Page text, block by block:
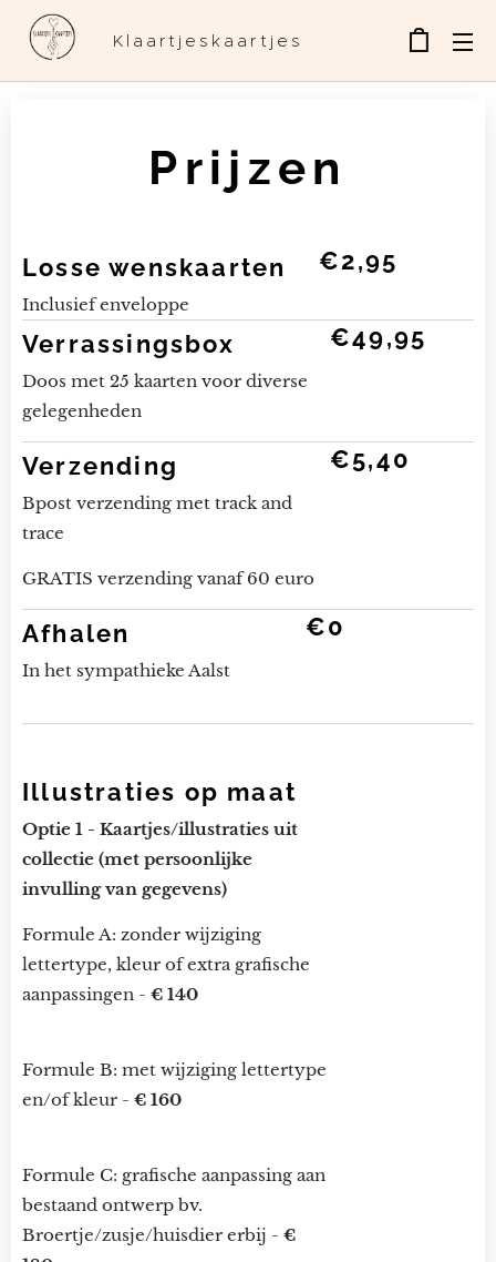
Klaartjeskaartjes
Prijzen
Losse wenskaarten
Inclusief enveloppe
€2,95
Verrassingsbox
Doos met 25 kaarten voor diverse
gelegenheden
€49,95
Verzending
Bpost verzending met track and
trace
GRATIS verzending vanaf 60 euro
€5,40
Afhalen
In het sympathieke Aalst
€0
Illustraties op maat
Optie 1 - Kaartjes/illustraties uit
collectie (met persoonlijke
invulling van gegevens)
Formule A: zonder wijziging
lettertype, kleur of extra grafische
aanpassingen - € 140
Formule B: met wijziging lettertype
en/of kleur - € 160
Formule C: grafische aanpassing aan
bestaand ontwerp bv.
Broertje/zusje/huisdier erbij - €